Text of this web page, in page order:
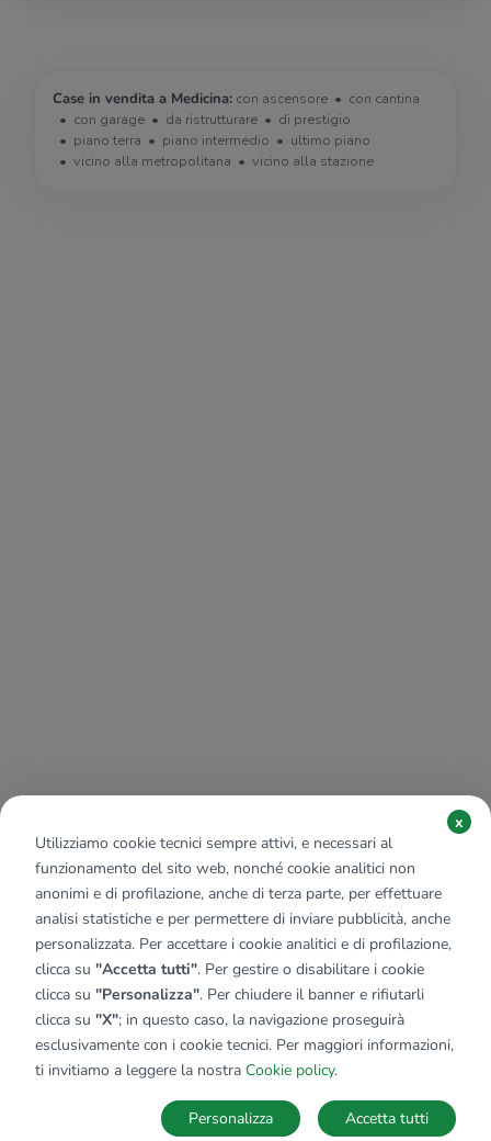
Case in vendita a Medicina: con ascensore
con cantina
con garage
da ristrutturare
di prestigio
piano terra
piano intermedio
ultimo piano
vicino alla metropolitana
vicino alla stazione
SALVA RICERCA
Utilizziamo cookie tecnici sempre attivi, e necessari al
funzionamento del sito web, nonché cookie analitici non
anonimi e di profilazione, anche di terza parte, per effettuare
analisi statistiche e per permettere di inviare pubblicità, anche
personalizzata. Per accettare i cookie analitici e di profilazione,
clicca su "Accetta tutti". Per gestire o disabilitare i cookie
clicca su "Personalizza". Per chiudere il banner e rifiutarli
clicca su "X"; in questo caso, la navigazione proseguirà
esclusivamente con i cookie tecnici. Per maggiori informazioni,
ti invitiamo a leggere la nostra Cookie policy.
x
Accetta tutti
Personalizza